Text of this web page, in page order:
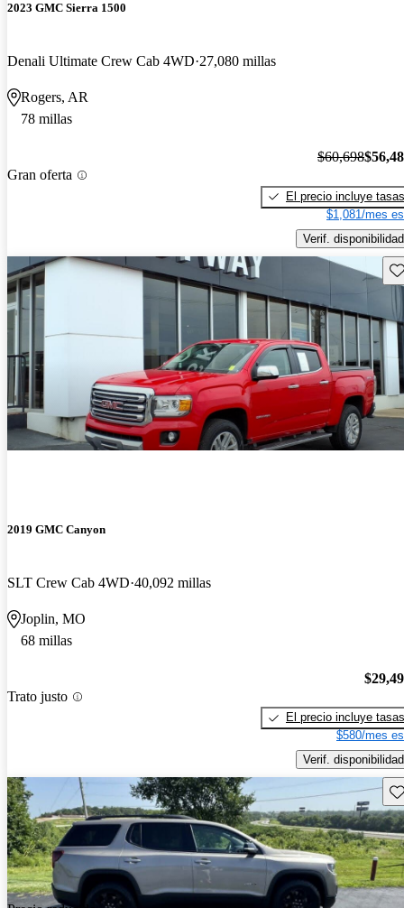
2023 GMC Sierra 1500
Denali Ultimate Crew Cab 4WD 27,080 millas
Rogers, AR
78 millas
Gran oferta
$60,698
El precio incluye tasas
$1,081/mes
Verif. disponibilidad
2019 GMC Canyon
SLT Crew Cab 4WD 40,092 millas
Joplin, MO
68 millas
Trato justo
El precio incluye tasas
$580/mes
Verif. disponibilidad